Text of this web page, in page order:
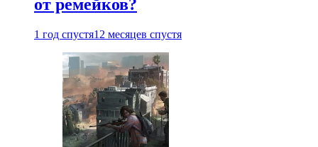
от ремейков?
1 год спустя12 месяцев спустя